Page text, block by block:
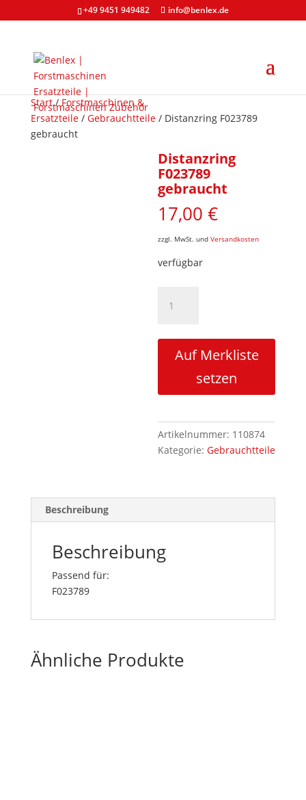
+49 9451 949482 info@benlex.de
Start/Forstmaschinen &
Ersatzteile/ Gebrauchtteile/ Distanzring F023789
gebraucht
Distanzring
F023789
gebraucht
17,00€
zzgl. MwSt. undVersandkosten
verfügbar
F023789
Menge
Auf Merkliste
setzen
Artikelnummer: 110874
Kategorie:Gebrauchtteile
Beschreibung
Beschreibung
Passend für:
F023789
Ähnliche Produkte